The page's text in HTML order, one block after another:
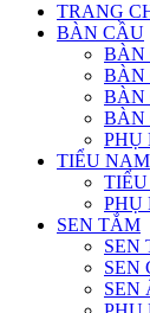
TRANG
BÀN CẦU
BÀN
BÀN
BÀN
BÀN
PHỤ
TIỂU NAM
PHỤ
SEN TẮM
SEN
SEN
SEN